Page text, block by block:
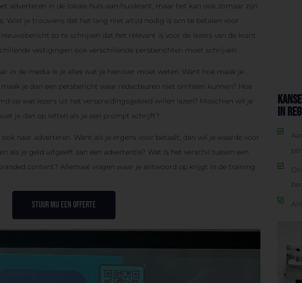
adverteren in de lokale huis-aan-huiskrant, maar het kan ook zomaar zijn
Wist je trouwens dat het lang niet altijd nodig is om te betalen voor
zo te schrijven dat het relevant is voor de lezers van de krant.
vestigingen ook verschillende persberichten moet schrijven.
in de media ik je alles wat je hierover moet weten. Want hoe maak je
je dan een persbericht waar redacteuren niet omheen kunnen? Hoe
op wat lezers uit het verspreidingsgebied willen lezen? Misschien wil je
je dan op letten als je een prompt schrijft?
naar adverteren. Want als je ergens voor betaalt, dan wil je waarde voor
als je geld uitgeeft aan een advertentie? Wat is het verschil tussen een
content? Allemaal vragen waar je antwoord op krijgt in de training.
STUUR MIJ EEN OFFERTE
in